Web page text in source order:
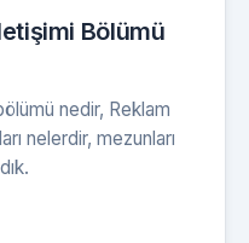
Bölümü
nedir, Reklam
nelerdir, mezunları